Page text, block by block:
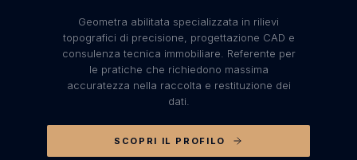
Geometra abilitata specializzata in rilievi
topografici di precisione, progettazione CAD e
consulenza tecnica immobiliare. Referente per
le pratiche che richiedono massima
accuratezza nella raccolta e restituzione dei
dati.
SCOPRI IL PROFILO